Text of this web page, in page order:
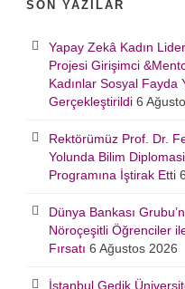
SON YAZILAR
Yapay Zekâ Kadın
Projesi Girişimci
Kadınlar Sosyal Fayda
Gerçekleştirildi 6
Rektörümüz Prof. Dr.
Yolunda Bilim
Programına İştirak Etti
Dünya Bankası
Nöroçeşitli Öğrenciler
Fırsatı 6 Ağustos 2026
İstanbul Gedik